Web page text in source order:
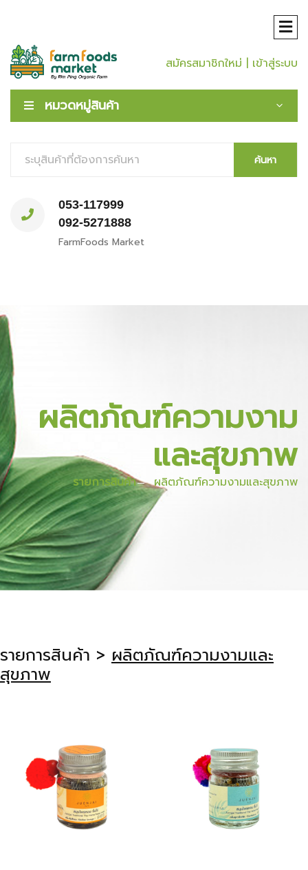
สมัครสมาชิกใหม่ | เข้าสู่ระบบ
หมวดหมู่สินค้า
ค้นหา
053-117999
092-5271888
FarmFoods Market
ผลิตภัณฑ์ความงาม
และสุขภาพ
รายการสินค้า ผลิตภัณฑ์ความงามและสุขภาพ
รายการสินค้า > ผลิตภัณฑ์ความงามและ
สุขภาพ